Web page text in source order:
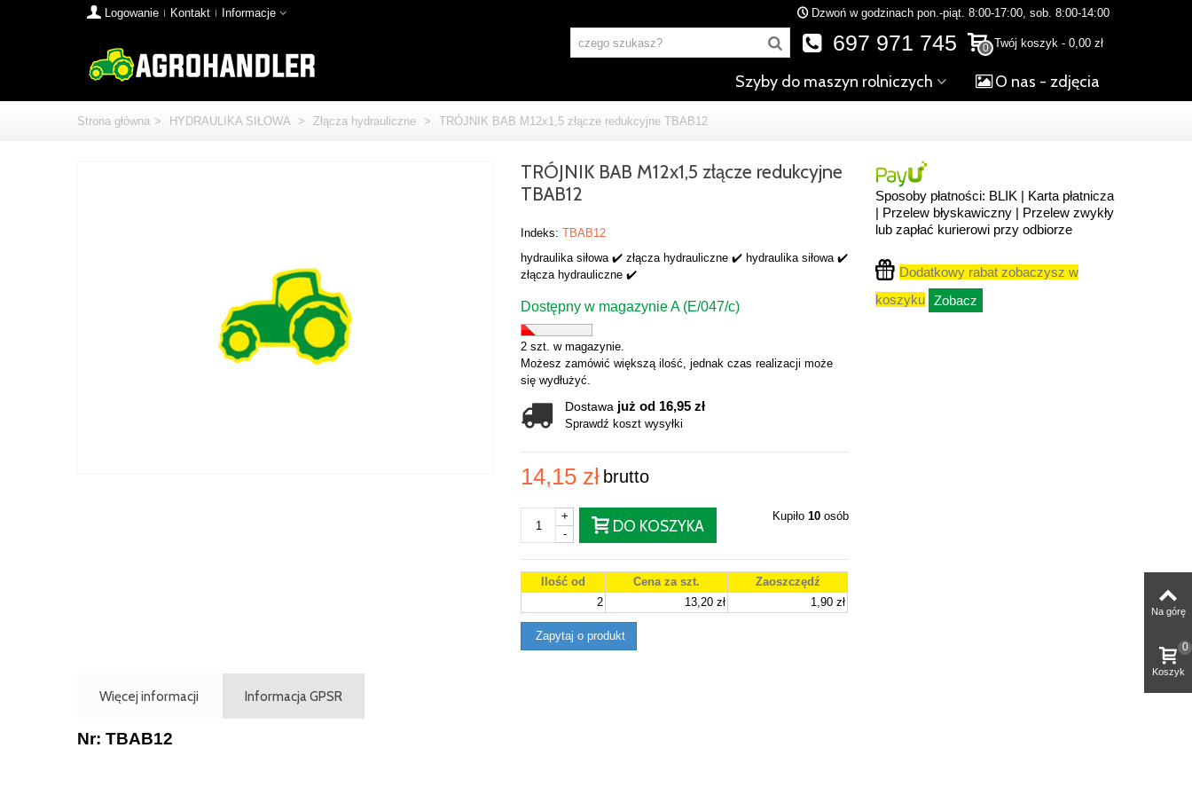
Logowanie Kontakt Informacje Dzwoń w godzinach pon.-piąt. 8:00-17:00, sob. 8:00-14:00
0 Twój koszyk - 0,00 zł
697 971 745
Szyby do maszyn rolniczych O nas - zdjęcia
Strona główna > HYDRAULIKA SIŁOWA > Złącza hydrauliczne > TRÓJNIK BAB M12x1,5 złącze redukcyjne TBAB12
TRÓJNIK BAB M12x1,5 złącze redukcyjne
TBAB12
Indeks: TBAB12
hydraulika siłowa ✔️ złącza hydrauliczne ✔️ hydraulika siłowa ✔️
złącza hydrauliczne ✔️
Dostępny w magazynie A (E/047/c)
2 szt. w magazynie.
Możesz zamówić większą ilość, jednak czas realizacji może
się wydłużyć.
Dostawa już od 16,95 zł
Sprawdź koszt wysyłki
14,15 zł brutto
-
+
DO KOSZYKA
Kupiło 10osób
Ilość od Cena za szt.
Zaoszczędź
2
13,20 zł 1,90 zł
Zapytaj o produkt
Sposoby płatności: BLIK | Karta płatnicza
| Przelew błyskawiczny | Przelew zwykły
lub zapłać kurierowi przy odbiorze
Dodatkowy rabat zobaczysz w
koszyku Zobacz
Więcej informacji Informacja GPSR
Nr: TBAB12
Na górę
Koszyk
0